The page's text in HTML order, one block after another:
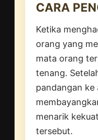
CARA
Ketika
orang yang
mata orang
tenang.
pandangan ke
menarik
tersebut.